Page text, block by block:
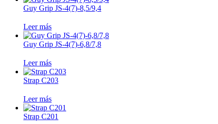
Guy Grip JS-4(7)-8,5/9,4
Leer más
Guy Grip JS-4(7)-6,8/7,8
Leer más
Strap C203
Leer más
Strap C201